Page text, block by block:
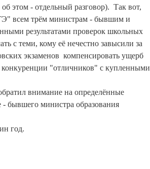
этом - отдельный разговор). Так вот,
всем трём министрам - бывшим и
результатами проверок школьных
с теми, кому её нечестно завысили за
экзаменов компенсировать ущерб
конкуренции "отличников" с купленными
внимание на определённые
бывшего министра образования
год.